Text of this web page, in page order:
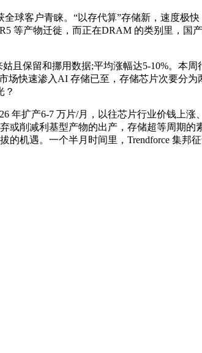
客户青睐。“以存代算”存储新，速度极
等产物迁徙，而正在DRAM 的类别里，国
保留和挪用数据;平均涨幅达5-10%。本周
场快速渗入AI 存储已至，存储芯片次要分
？
扩产6-7 万片/月，以往芯片行业价钱上涨
削减利基型产物的出产，存储超等周期的
机遇。一个半月时间里，Trendforce 集邦